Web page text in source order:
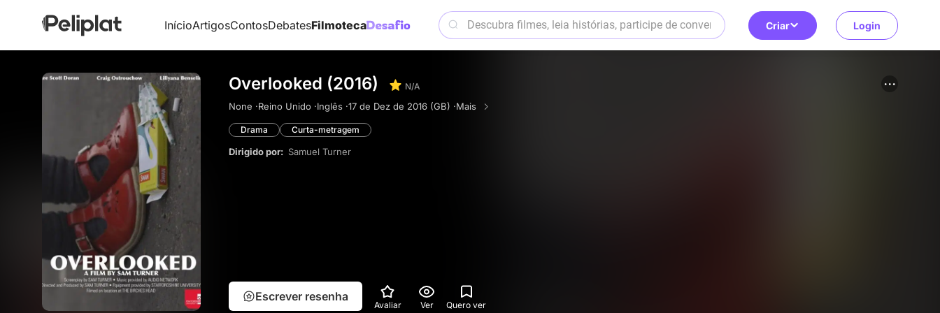
InícioArtigosContosDebatesFilmoteca Criar Login
Overlooked (2016) N/A
None ·Reino Unido ·Inglês ·17 de Dez de 2016 (GB) ·Mais
Drama Curta-metragem
Dirigido por: Samuel Turner
Escrever resenha
Avaliar Ver Quero ver